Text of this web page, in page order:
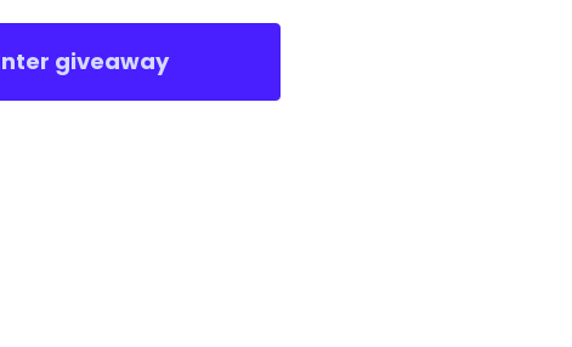
giveaway